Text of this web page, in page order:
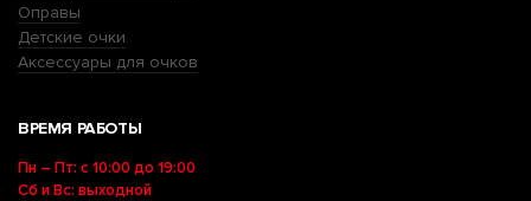
Оправы
Детские очки
Аксессуары для очков
ВРЕМЯ РАБОТЫ
Пн – Пт: с 10:00 до 19:00
Сб и Вс: выходной